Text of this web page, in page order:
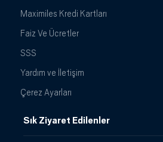
Maximiles Kredi Kartları
Faiz Ve Ücretler
SSS
Yardım ve İletişim
Çerez Ayarları
Sık Ziyaret Edilenler